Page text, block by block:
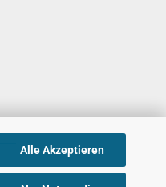
Alle Akzeptieren